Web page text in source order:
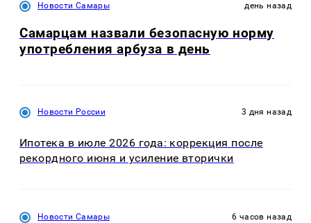
Новости Самары день назад
Самарцам назвали безопасную норму
употребления арбуза в день
Новости России 3 дня назад
Ипотека в июле 2026 года: коррекция после
рекордного июня и усиление вторички
Новости Самары 6 часов назад